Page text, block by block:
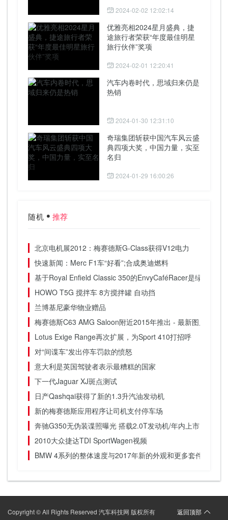
2024-02-02 12:02:14
优雅亮相2024星月盛典，捷
途旅行者荣获“年度最佳明星
旅行伙伴”奖项
2024-02-01 12:20:41
汽车内卷时代，思域归来仍是
热销
2024-01-30 12:31:10
奇瑞集团斩获中国汽车风云盛
典四项大奖，中国力量，实至
名归
2024-01-29 16:00:26
随机 推荐
北京电机展2012：梅赛德斯G-Class获得V12电力
快速新闻：Merc F1车“好看”;合成奥迪燃料
基于Royal Enfield Classic 350的EnvyCaféRacer是绿色野兽
HOWO T5G 搅拌车 8方搅拌罐 自动挡
兰博基尼豪华物业赠品
梅赛德斯C63 AMG Saloon附近2015年推出 - 最新图片
Lotus Exige Range再次扩展，为Sport 410打招呼
对“间谍车”发出停车罚款的愤怒
意大利是英国驾驶者表示最糟糕的国家
下一代Jaguar XJ斑点测试
日产Qashqai获得了新的1.3升汽油发动机
新的梅赛德斯应用程序让司机支付停车场
奔驰G350无伪装谍照曝光 搭载2.0T发动机/年内上市
2010大众捷达TDI SportWagen视频
BMW 4系列的整体速度与2017年新的外观和更多套件
Copyright © All Rights Reserved 汽车科技网 版权所有 返回顶部